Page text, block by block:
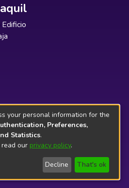
your personal information for the
Preferences,
Statistics.
our privacy policy.
Decline That's ok